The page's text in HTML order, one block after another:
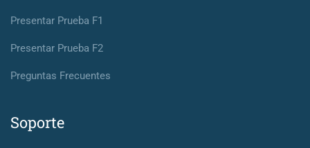
Presentar Prueba F1
Presentar Prueba F2
Preguntas Frecuentes
Soporte